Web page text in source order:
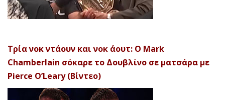
Τρία νοκ ντάουν και νοκ άουτ: Ο Mark
Chamberlain σόκαρε το Δουβλίνο σε ματσάρα με
Pierce O’Leary (Βίντεο)